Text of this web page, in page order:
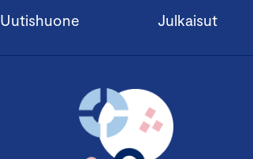
Uutishuone Julkaisut